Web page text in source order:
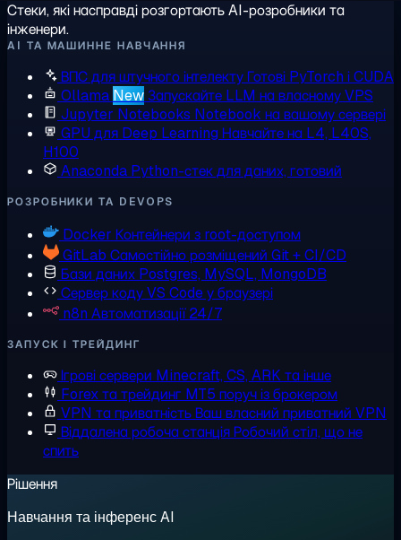
Стеки, які насправді розгортають AI-розробники та
інженери.
AI ТА МАШИННЕ НАВЧАННЯ
ВПС для штучного інтелектуГотові PyTorch і CUDA
Ollama NewЗапускайте LLM на власному VPS
Jupyter Notebooks Notebook на вашому сервері
GPU для Deep Learning Навчайте на L4, L40S,
H100
Anaconda Python-стек для даних, готовий
РОЗРОБНИКИ ТА DEVOPS
Docker Контейнери з root-доступом
GitLab Самостійно розміщений Git + CI/CD
Бази даних Postgres, MySQL, MongoDB
Сервер кодуVS Code у браузері
n8n Автоматизації 24/7
ЗАПУСК І ТРЕЙДИНГ
Ігрові сервери Minecraft, CS, ARK та інше
Forex та трейдинг MT5 поруч із брокером
VPN та приватністьВаш власний приватний VPN
Віддалена робоча станціяРобочий стіл, що не
спить
Рішення
Навчання та інференс AI